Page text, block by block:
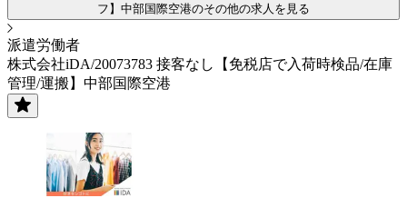
フ】中部国際空港のその他の求人を見る
派遣労働者
株式会社iDA/20073783 接客なし【免税店で入荷時検品/在庫
管理/運搬】中部国際空港